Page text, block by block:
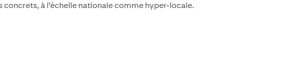
concrets, à l’échelle nationale comme hyper-locale.